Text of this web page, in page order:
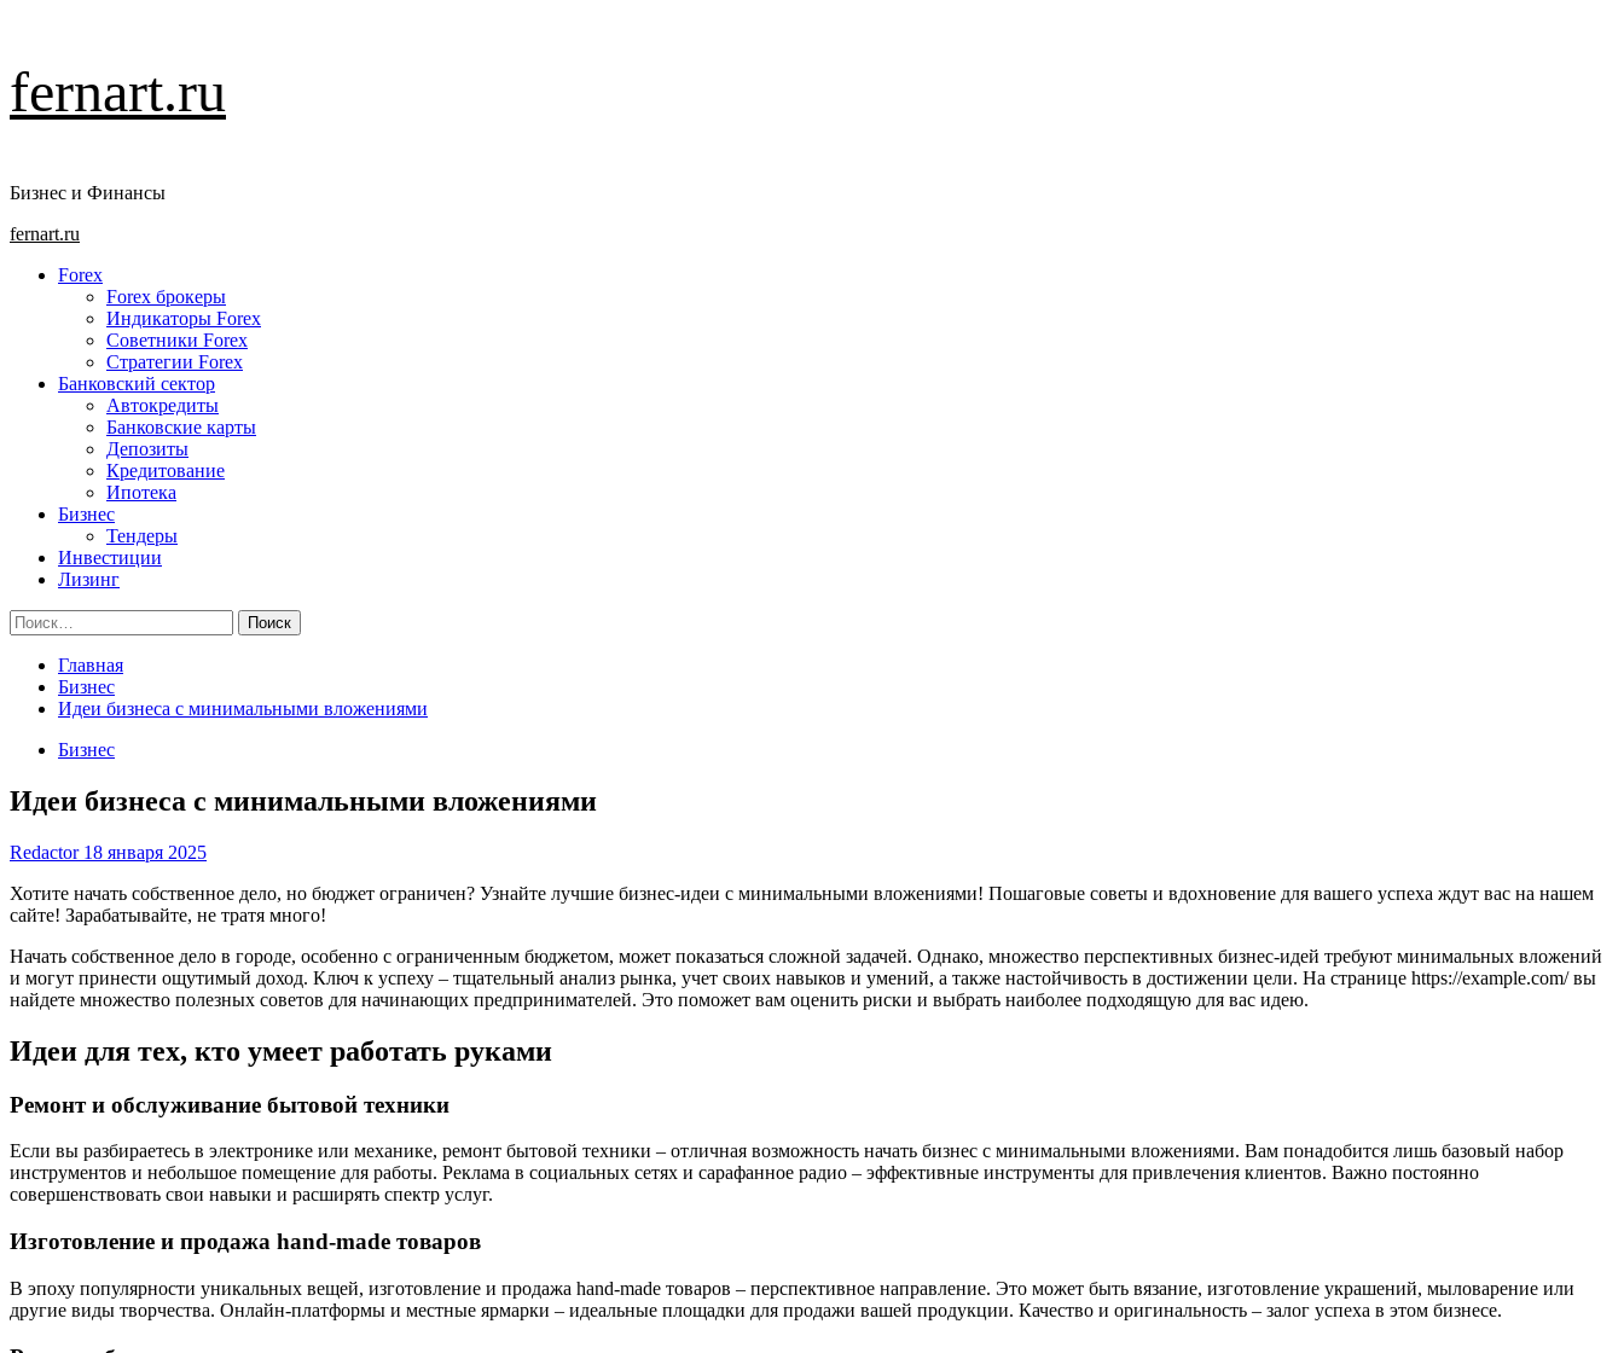
Перейти
к
содержимому
fernart.ru
Бизнес и Финансы
Основное
fernart.ru
Forex
Forex брокеры
Индикаторы Forex
Советники Forex
Стратегии Forex
Банковский сектор
Автокредиты
Банковские карты
Депозиты
Кредитование
Ипотека
Бизнес
Тендеры
Инвестиции
Лизинг
Найти:
Главная
Бизнес
Идеи бизнеса с минимальными вложениями
Бизнес
Идеи бизнеса с минимальными вложениями
Redactor 18 января 2025
Хотите начать собственное дело, но бюджет ограничен? Узнайте лучшие бизнес-идеи с минимальными вложениями! Пошаговые советы и вдохновение для вашего успеха ждут вас на нашем
сайте! Зарабатывайте, не тратя много!
Начать собственное дело в городе, особенно с ограниченным бюджетом, может показаться сложной задачей. Однако, множество перспективных бизнес-идей требуют минимальных вложений
и могут принести ощутимый доход. Ключ к успеху – тщательный анализ рынка, учет своих навыков и умений, а также настойчивость в достижении цели. На странице https://example.com/ вы
найдете множество полезных советов для начинающих предпринимателей. Это поможет вам оценить риски и выбрать наиболее подходящую для вас идею.
Идеи для тех, кто умеет работать руками
Ремонт и обслуживание бытовой техники
Если вы разбираетесь в электронике или механике, ремонт бытовой техники – отличная возможность начать бизнес с минимальными вложениями. Вам понадобится лишь базовый набор
инструментов и небольшое помещение для работы. Реклама в социальных сетях и сарафанное радио – эффективные инструменты для привлечения клиентов. Важно постоянно
совершенствовать свои навыки и расширять спектр услуг.
Изготовление и продажа hand-made товаров
В эпоху популярности уникальных вещей, изготовление и продажа hand-made товаров – перспективное направление. Это может быть вязание, изготовление украшений, мыловарение или
другие виды творчества. Онлайн-платформы и местные ярмарки – идеальные площадки для продажи вашей продукции. Качество и оригинальность – залог успеха в этом бизнесе.